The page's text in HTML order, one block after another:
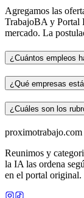
Agregamos las
TrabajoBA y Portal
mercado. La
¿Cuántos empleos
¿Qué empresas
¿Cuáles son los
proximotrabajo.com
Reunimos y
la IA las ordena
en el portal original.